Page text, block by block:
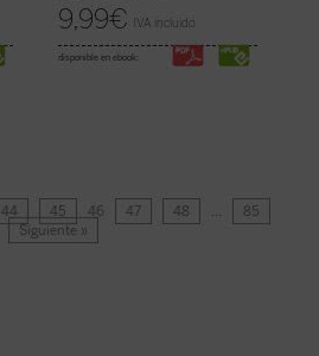
9,99€ IVA incluido
disponible en ebook:
44 45 46 47 48 …
85
Siguiente »